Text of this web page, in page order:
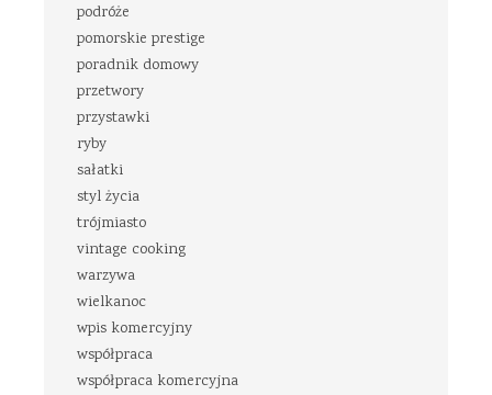
podróże
pomorskie prestige
poradnik domowy
przetwory
przystawki
ryby
sałatki
styl życia
trójmiasto
vintage cooking
warzywa
wielkanoc
wpis komercyjny
współpraca
współpraca komercyjna